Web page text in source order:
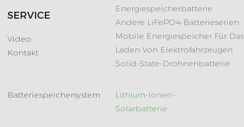
SERVICE
Video
Kontakt
Energiespeicherbatterie
Andere LiFePO4-Batterieserien
Mobile Energiespeicher Für Das
Laden Von Elektrofahrzeugen
Solid-State-Drohnenbatterie
Batteriespeichersystem
Lithium-Ionen-
Solarbatterie